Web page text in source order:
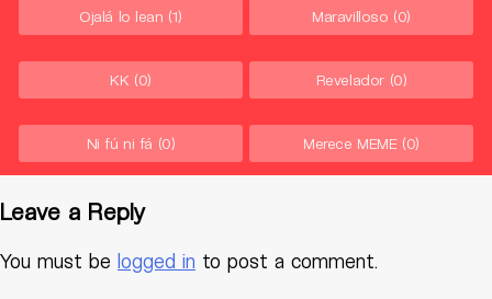
Ojalá lo lean (1) Maravilloso (0)
KK (0) Revelador (0)
Ni fú ni fá (0) Merece MEME (0)
Leave a Reply
You must be logged in to post a comment.